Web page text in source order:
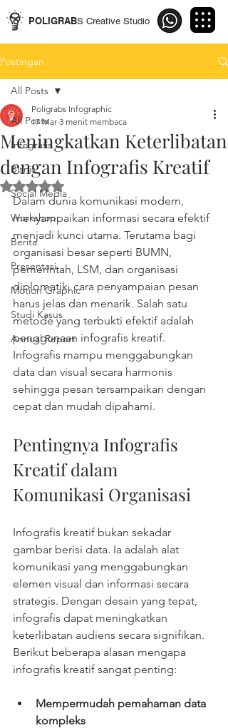
POLIGRABS Creative Studio
Postingan
All Posts
Infografis
Bisnis
Social Media
Workshop
Berita
Presentasi
Motion Graphic
Studi Kasus
Annual Report
All Posts
Meningkatkan Keterlibatan
dengan Infografis Kreatif
Poligrabs Infographic
17 Mar 3 menit membaca
Dinilai NaN dari 5 bintang.
Dalam dunia komunikasi modern,
menyampaikan informasi secara efektif
menjadi kunci utama. Terutama bagi
organisasi besar seperti BUMN,
pemerintah, LSM, dan organisasi
diplomatik, cara penyampaian pesan
harus jelas dan menarik. Salah satu
metode yang terbukti efektif adalah
penggunaan infografis kreatif.
Infografis mampu menggabungkan
data dan visual secara harmonis
sehingga pesan tersampaikan dengan
cepat dan mudah dipahami.
Pentingnya Infografis
Kreatif dalam
Komunikasi Organisasi
Infografis kreatif bukan sekadar
gambar berisi data. Ia adalah alat
komunikasi yang menggabungkan
elemen visual dan informasi secara
strategis. Dengan desain yang tepat,
infografis dapat meningkatkan
keterlibatan audiens secara signifikan.
Berikut beberapa alasan mengapa
infografis kreatif sangat penting:
Mempermudah pemahaman data
kompleks